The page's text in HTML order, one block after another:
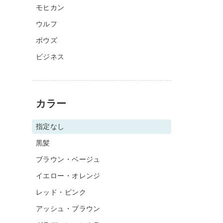
モヒカン
ウルフ
ボウズ
ビジネス
カラー
指定なし
黒髪
ブラウン・ベージュ
イエロー・オレンジ
レッド・ピンク
アッシュ・ブラウン